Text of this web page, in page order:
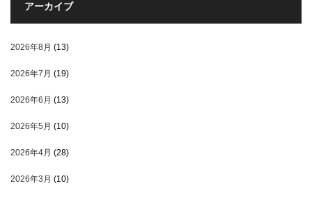
アーカイブ
2026年8月 (13)
2026年7月 (19)
2026年6月 (13)
2026年5月 (10)
2026年4月 (28)
2026年3月 (10)